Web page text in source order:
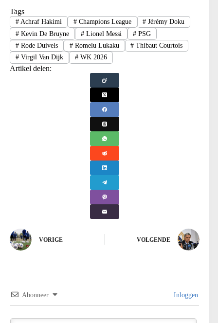
Tags
#Achraf Hakimi #Champions League # Jérémy Doku
#Kevin De Bruyne #Lionel Messi # PSG
#Rode Duivels #Romelu Lukaku # Thibaut Courtois
#Virgil Van Dijk #WK 2026
Artikel delen:
VORIGE VOLGENDE
Abonneer Inloggen